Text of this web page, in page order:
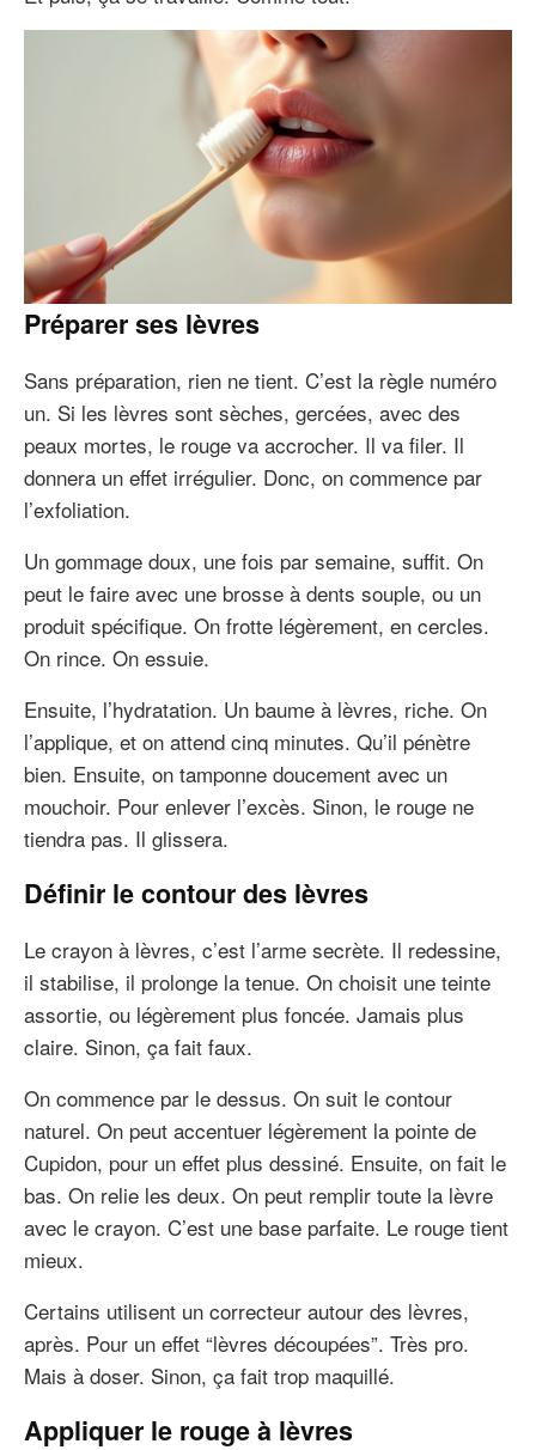
Préparer ses lèvres
Sans préparation, rien ne tient. C’est la règle numéro
un. Si les lèvres sont sèches, gercées, avec des
peaux mortes, le rouge va accrocher. Il va filer. Il
donnera un effet irrégulier. Donc, on commence par
l’exfoliation.
Un gommage doux, une fois par semaine, suffit. On
peut le faire avec une brosse à dents souple, ou un
produit spécifique. On frotte légèrement, en cercles.
On rince. On essuie.
Ensuite, l’hydratation. Un baume à lèvres, riche. On
l’applique, et on attend cinq minutes. Qu’il pénètre
bien. Ensuite, on tamponne doucement avec un
mouchoir. Pour enlever l’excès. Sinon, le rouge ne
tiendra pas. Il glissera.
Définir le contour des lèvres
Le crayon à lèvres, c’est l’arme secrète. Il redessine,
il stabilise, il prolonge la tenue. On choisit une teinte
assortie, ou légèrement plus foncée. Jamais plus
claire. Sinon, ça fait faux.
On commence par le dessus. On suit le contour
naturel. On peut accentuer légèrement la pointe de
Cupidon, pour un effet plus dessiné. Ensuite, on fait le
bas. On relie les deux. On peut remplir toute la lèvre
avec le crayon. C’est une base parfaite. Le rouge tient
mieux.
Certains utilisent un correcteur autour des lèvres,
après. Pour un effet “lèvres découpées”. Très pro.
Mais à doser. Sinon, ça fait trop maquillé.
Appliquer le rouge à lèvres